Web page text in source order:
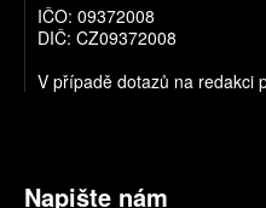
IČO: 09372008
DIČ: CZ09372008
V případě dotazů na redakci
Napište nám